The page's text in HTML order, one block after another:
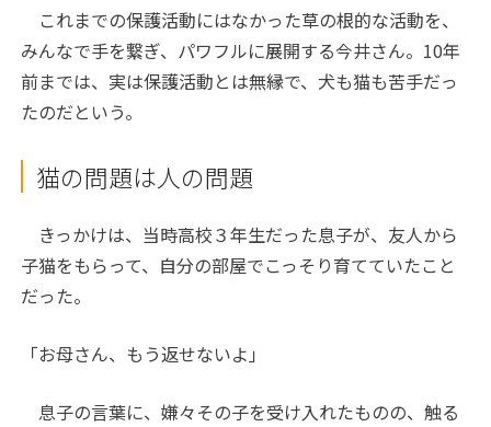
これまでの保護活動にはなかった草の根的な活動を、
みんなで手を繋ぎ、パワフルに展開する今井さん。10年
前までは、実は保護活動とは無縁で、犬も猫も苦手だっ
たのだという。
猫の問題は人の問題
きっかけは、当時高校３年生だった息子が、友人から
子猫をもらって、自分の部屋でこっそり育てていたこと
だった。
「お母さん、もう返せないよ」
息子の言葉に、嫌々その子を受け入れたものの、触る